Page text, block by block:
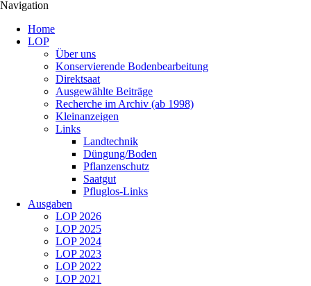
Navigation
überspringen
Home
LOP
Über uns
Konservierende Bodenbearbeitung
Direktsaat
Ausgewählte Beiträge
Recherche im Archiv (ab 1998)
Kleinanzeigen
Links
Landtechnik
Düngung/Boden
Pflanzenschutz
Saatgut
Pfluglos-Links
Ausgaben
LOP 2026
LOP 2025
LOP 2024
LOP 2023
LOP 2022
LOP 2021